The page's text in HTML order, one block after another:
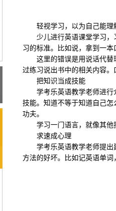
轻视学习，以为自己能理
少儿进行英语课堂学习，
习的标准。比如说，拿到一
这里的错误是用说话代替理
过练习说出书中的相关内容。
把知识当成技能
学考乐英语教学老师进行
技能。知道不等于知道自己
功夫。
学习一门语言，就像其他
求速成心理
学考乐英语教学老师提出
方法的好坏。比如记英语单